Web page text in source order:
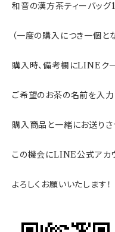
和音の漢方茶ティーバッグ
（一度の購入につき一個と
購入時、備考欄にLINEク
ご希望のお茶の名前を入力
購入商品と一緒にお送りさ
この機会にLINE公式アカ
よろしくお願いいたします！